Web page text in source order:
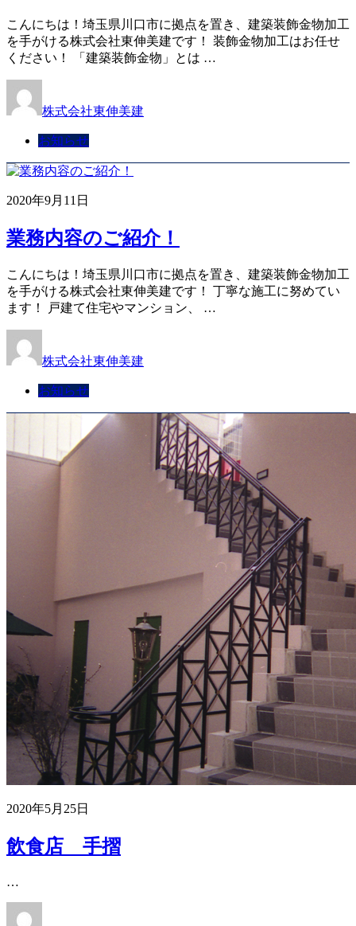
こんにちは！埼玉県川口市に拠点を置き、建築装飾金物加工
を手がける株式会社東伸美建です！ 装飾金物加工はお任せ
ください！ 「建築装飾金物」とは …
株式会社東伸美建
お知らせ
2020年9月11日
業務内容のご紹介！
こんにちは！埼玉県川口市に拠点を置き、建築装飾金物加工
を手がける株式会社東伸美建です！ 丁寧な施工に努めてい
ます！ 戸建て住宅やマンション、 …
株式会社東伸美建
お知らせ
2020年5月25日
飲食店 手摺
…